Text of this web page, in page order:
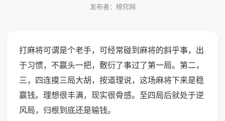
发布者：榜窍网
打麻将可谓是个老手，可经常碰到麻将的斜乎事，出
于习惯，不赢头一把，敷衍了事过了第一局。第二，
三，四连摸三局大胡，按道理说，这场麻将下来是稳
赢钱。理想很丰满，现实很骨感。至四局后就处于逆
风局，归根到底还是输钱。